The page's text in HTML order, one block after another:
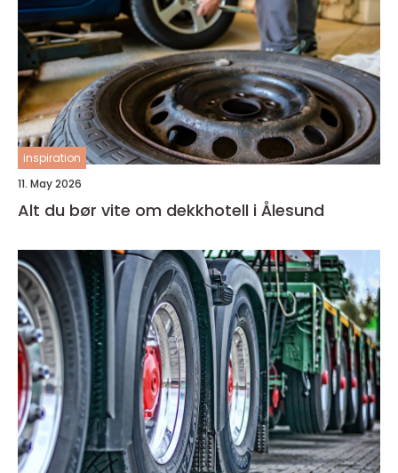
inspiration
11. May 2026
Alt du bør vite om dekkhotell i Ålesund